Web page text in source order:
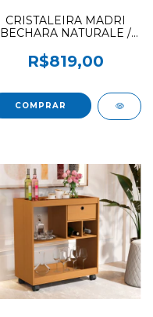
CRISTALEIRA MADRI
BECHARA NATURALE /
R$819,00